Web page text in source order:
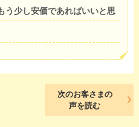
う少し安価であればいいと思
次のお客さまの
声を読む